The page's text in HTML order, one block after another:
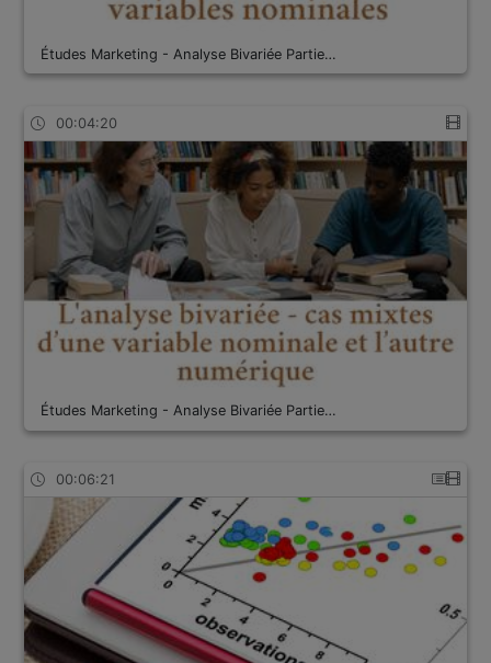
Études Marketing - Analyse Bivariée Partie…
00:04:20
Études Marketing - Analyse Bivariée Partie…
00:06:21